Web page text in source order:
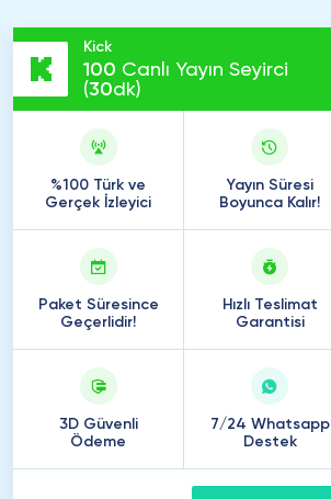
Kick
100 Canlı Yayın Seyirci
(30dk)
%100 Türk ve
Gerçek İzleyici
Yayın Süresi
Boyunca Kalır!
Paket Süresince
Geçerlidir!
Hızlı Teslimat
Garantisi
3D Güvenli
Ödeme
7/24 Whatsapp
Destek